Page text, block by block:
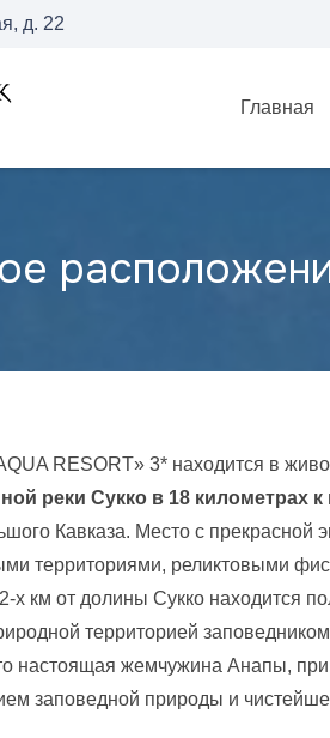
д. 22
Главная
RESORT» 3* находится в
реки Сукко в 18 километрах
Кавказа. Место с прекрасной
территориями, реликтовыми
х км от долины Сукко находится
территорией
настоящая жемчужина Анапы,
заповедной природы и